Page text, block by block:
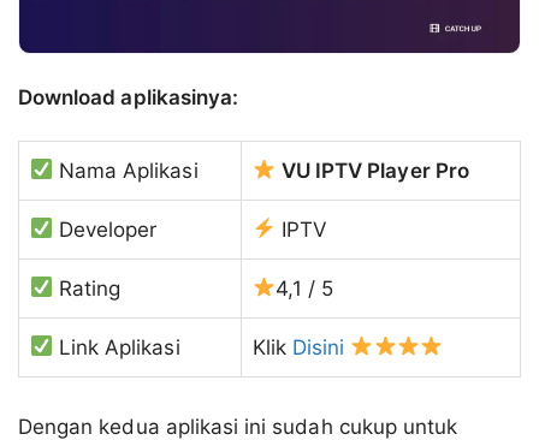
Download aplikasinya:
Nama Aplikasi VU IPTV Player Pro
Developer IPTV
Rating 4,1 / 5
Link Aplikasi Klik Disini
Dengan kedua aplikasi ini sudah cukup untuk